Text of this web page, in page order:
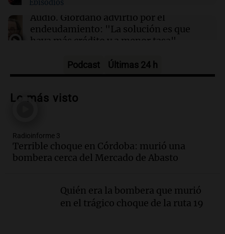
Promocionan cortes de cerdo a precio
especial: "Hoy el tema económico cala"
Episodios
Audio. Giordano advirtió por el
endeudamiento: "La solución es que
haya más crédito y a menor tasa"
Audio.Media sanción a la ley de
propietarios e inquilinos en Argentina
Audio.Promocionan cortes de cerdo
ante la caída de consumo de carne de
vaca por precios.
Audio.Fieles movilizados por San
Podcast Últimas 24 h
Lo más visto
Radioinforme 3
Terrible choque en Córdoba: murió una
bombera cerca del Mercado de Abasto
Quién era la bombera que murió
en el trágico choque de la ruta 19